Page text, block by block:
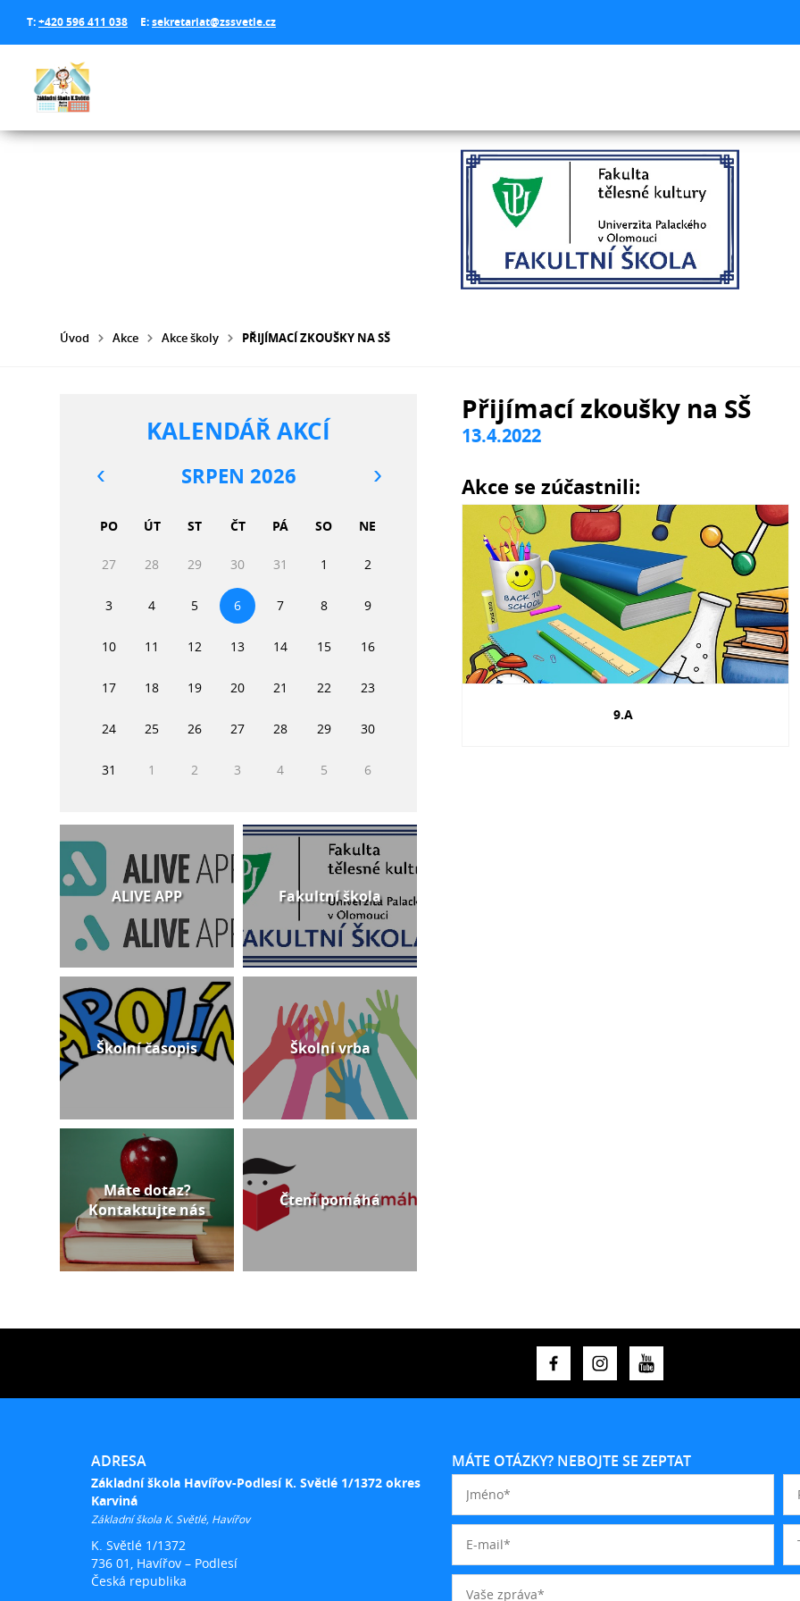
T:+420 596 411 038 E:sekretariat@zssvetle.cz
Úvod Akce Akce školy PŘIJÍMACÍ ZKOUŠKY NA SŠ
Přijímací zkoušky na SŠ
13.4.2022
Akce se zúčastnili:
9.A
KALENDÁŘ AKCÍ
SRPEN 2026
PO ÚT ST ČT PÁ SO NE
27 28 29 30 31 1 2
3 4 5 6 7 8 9
10 11 12 13 14 15 16
17 18 19 20 21 22 23
24 25 26 27 28 29 30
31 1 2 3 4 5 6
ALIVE APP Fakultní škola
Školní časopis Školní vrba
Máte dotaz?
Kontaktujte nás
Čtení pomáhá
ADRESA
Základní škola Havířov-Podlesí K. Světlé 1/1372 okres
Karviná
Základní škola K. Světlé, Havířov
K. Světlé 1/1372
736 01, Havířov – Podlesí
Česká republika
MÁTE OTÁZKY? NEBOJTE SE ZEPTAT